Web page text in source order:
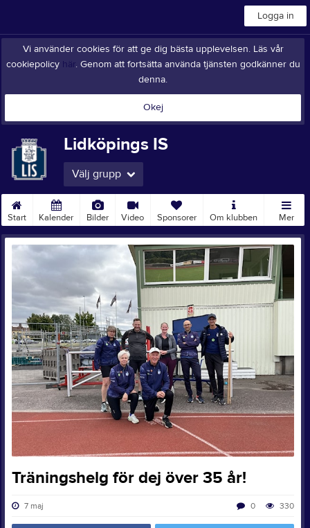
Logga in
Vi använder cookies för att ge dig bästa upplevelsen. Läs vår
cookiepolicy här. Genom att fortsätta använda tjänsten godkänner du
denna.
Okej
Lidköpings IS
Välj grupp
Start Kalender Bilder Video Sponsorer Om klubben Mer
Träningshelg för dej över 35 år!
7 maj 330
0